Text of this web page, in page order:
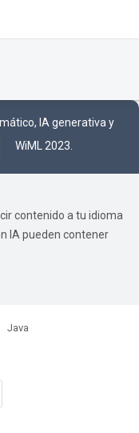
IA generativa y
WiML 2023.
contenido a tu idioma
IA pueden contener
Java